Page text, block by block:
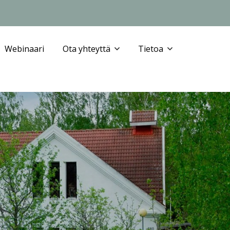
Webinaari Ota yhteyttä Tietoa